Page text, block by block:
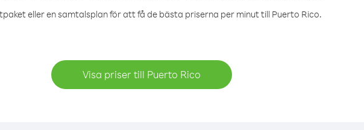
eller en samtalsplan för att få de bästa priserna per minut till Puerto Rico.
Visa priser till Puerto Rico